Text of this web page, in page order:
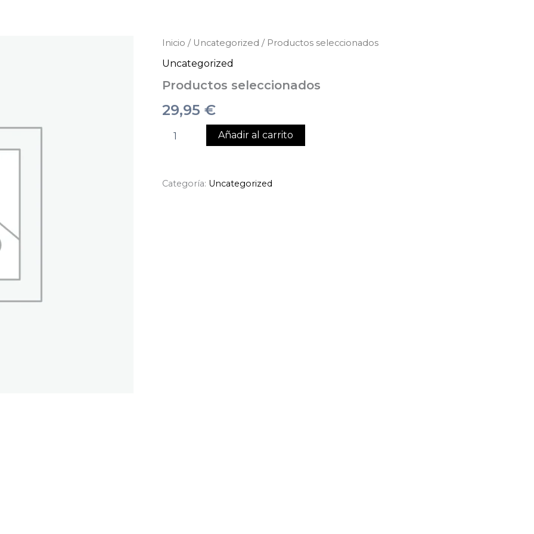
Inicio / Uncategorized / Productos seleccionados
Uncategorized
Productos seleccionados
29,95 €
Productos
cantidad
Añadir al carrito
Categoría: Uncategorized